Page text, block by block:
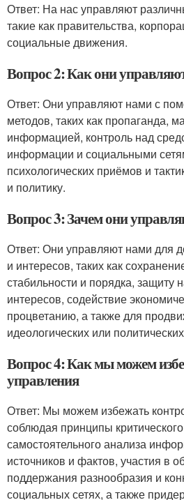
Ответ: На нас управляют
такие как правительства,
социальные движения.
Вопрос 2: Как они
Ответ: Они управляют нами с
методов, таких как пропаганда,
информацией, контроль над
информации и социальными
психологических приёмов и
и политику.
Вопрос 3: Зачем они
Ответ: Они управляют нами для
и интересов, таких как
стабильности и порядка, защиту
интересов, содействие
процветанию, а также для
идеологических или
Вопрос 4: Как мы можем
управления
Ответ: Мы можем избежать
соблюдая принципы
самостоятельного анализа
источников и фактов, участия в
поддержания разнообразия и
социальных сетях, а также